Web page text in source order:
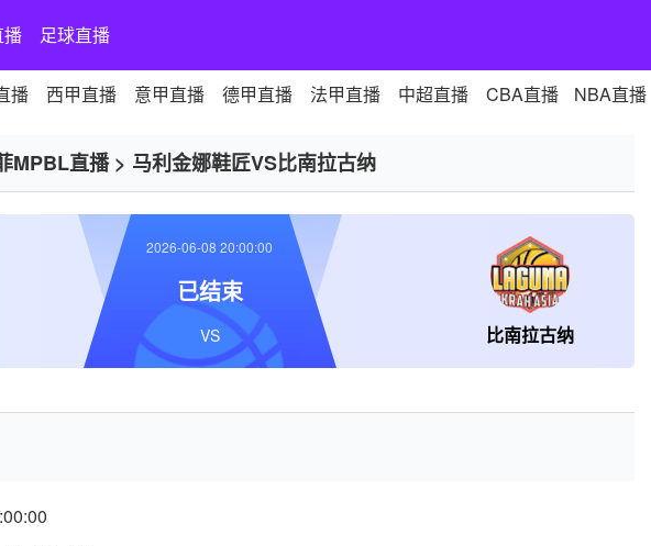
播 足球直播
播 西甲直播 意甲直播 德甲直播 法甲直播 中超直播 CBA直播 NBA直播
MPBL直播> 马利金娜鞋匠VS比南拉古纳
比南拉古纳
2026-06-08 20:00:00
已结束
VS